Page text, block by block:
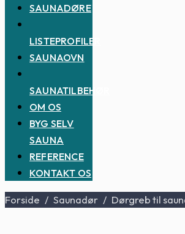
SAUNADØRE
LISTEPROFILER
SAUNAOVN
SAUNATILBEHØR
OM OS
BYG SELV
SAUNA
REFERENCE
KONTAKT OS
Forside / Saunadør / Dørgreb til